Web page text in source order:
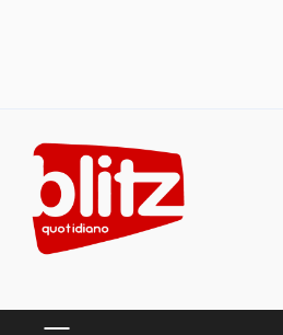
content